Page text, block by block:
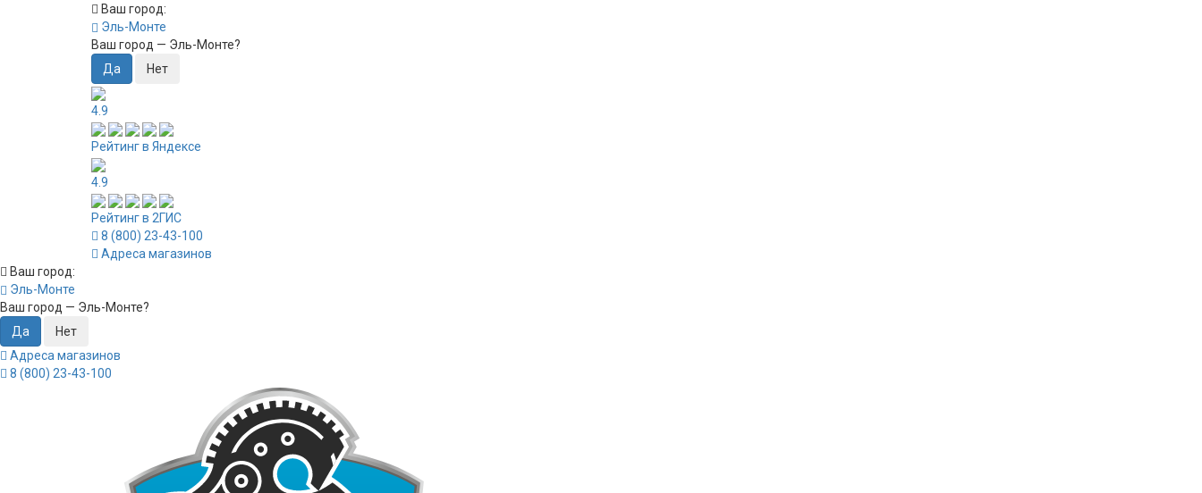
Ваш город:
Эль-Монте
Ваш город — Эль-Монте?
4.9
Рейтинг в Яндексе
4.9
Рейтинг в 2ГИС
8 (800) 23-43-100
Адреса магазинов
Ваш город:
Эль-Монте
Ваш город — Эль-Монте?
Адреса магазинов
8 (800) 23-43-100